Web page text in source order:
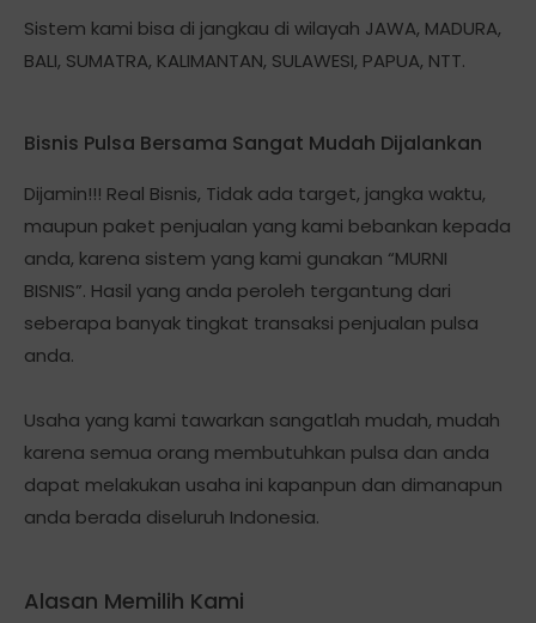
Sistem kami bisa di jangkau di wilayah JAWA, MADURA,
BALI, SUMATRA, KALIMANTAN, SULAWESI, PAPUA, NTT.
Bisnis Pulsa Bersama Sangat Mudah Dijalankan
Dijamin!!! Real Bisnis, Tidak ada target, jangka waktu,
maupun paket penjualan yang kami bebankan kepada
anda, karena sistem yang kami gunakan “MURNI
BISNIS”. Hasil yang anda peroleh tergantung dari
seberapa banyak tingkat transaksi penjualan pulsa
anda.
Usaha yang kami tawarkan sangatlah mudah, mudah
karena semua orang membutuhkan pulsa dan anda
dapat melakukan usaha ini kapanpun dan dimanapun
anda berada diseluruh Indonesia.
Alasan Memilih Kami